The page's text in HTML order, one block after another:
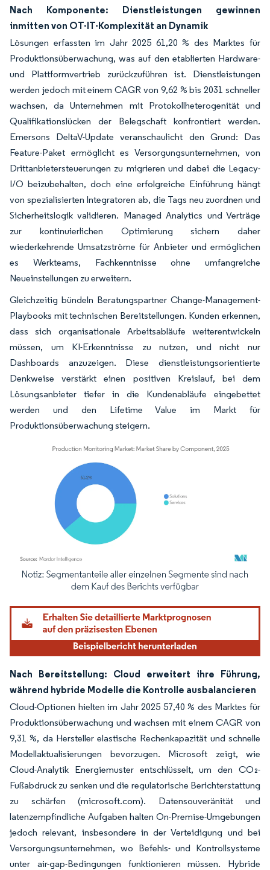
Nach Komponente: Dienstleistungen gewinnen
inmitten von OT-IT-Komplexität an Dynamik
Lösungen erfassten im Jahr 2025 61,20 % des Marktes für
Produktionsüberwachung, was auf den etablierten Hardware-
und Plattformvertrieb zurückzuführen ist. Dienstleistungen
werden jedoch mit einem CAGR von 9,62 % bis 2031 schneller
wachsen, da Unternehmen mit Protokollheterogenität und
Qualifikationslücken der Belegschaft konfrontiert werden.
Emersons DeltaV-Update veranschaulicht den Grund: Das
Feature-Paket ermöglicht es Versorgungsunternehmen, von
Drittanbietersteuerungen zu migrieren und dabei die Legacy-
I/O beizubehalten, doch eine erfolgreiche Einführung hängt
von spezialisierten Integratoren ab, die Tags neu zuordnen und
Sicherheitslogik validieren. Managed Analytics und Verträge
zur kontinuierlichen Optimierung sichern daher
wiederkehrende Umsatzströme für Anbieter und ermöglichen
es Werkteams, Fachkenntnisse ohne umfangreiche
Neueinstellungen zu erweitern.
Gleichzeitig bündeln Beratungspartner Change-Management-
Playbooks mit technischen Bereitstellungen. Kunden erkennen,
dass sich organisationale Arbeitsabläufe weiterentwickeln
müssen, um KI-Erkenntnisse zu nutzen, und nicht nur
Dashboards anzuzeigen. Diese dienstleistungsorientierte
Denkweise verstärkt einen positiven Kreislauf, bei dem
Lösungsanbieter tiefer in die Kundenabläufe eingebettet
werden und den Lifetime Value im Markt für
Produktionsüberwachung steigern.
Bild © Mordor Intelligence. Wiederverwendung erfordert Namensnennung
Nach Bereitstellung: Cloud erweitert ihre Führung,
während hybride Modelle die Kontrolle ausbalancieren
Cloud-Optionen hielten im Jahr 2025 57,40 % des Marktes für
Produktionsüberwachung und wachsen mit einem CAGR von
9,31 %, da Hersteller elastische Rechenkapazität und schnelle
Modellaktualisierungen bevorzugen. Microsoft zeigt, wie
Cloud-Analytik Energiemuster entschlüsselt, um den CO₂-
Fußabdruck zu senken und die regulatorische Berichterstattung
zu schärfen (microsoft.com). Datensouveränität und
latenzempfindliche Aufgaben halten On-Premise-Umgebungen
jedoch relevant, insbesondere in der Verteidigung und bei
Versorgungsunternehmen, wo Befehls- und Kontrollsysteme
unter air-gap-Bedingungen funktionieren müssen. Hybride